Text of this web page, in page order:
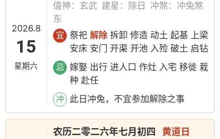
2026.8
15
星期六
值神：玄武 建星：除日
冲煞：冲兔煞
东
宜 祭祀解除 拆卸 修造 动土 起基 上梁
安床 安门 开渠 开池 入殓 破土 启钻
忌
嫁娶 出行 进人口 作灶 入宅 移徙 栽
种 赴任
冲 此日冲兔，不宜参加解除之事
农历二零二六年七月初四 黄道日